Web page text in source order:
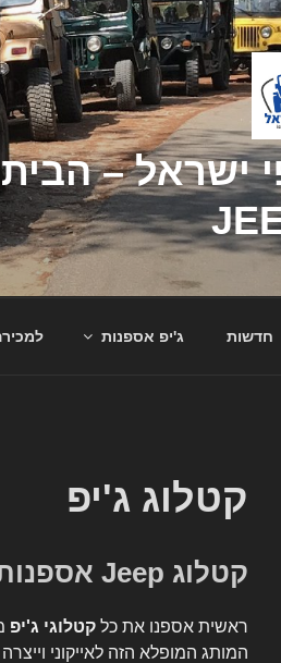
חדשות ג'יפ אספנות
קטלוג ג'יפ
קטלוג Jeep אספנות
ראשית אספנו את כל קטלוגי ג'יפ
המותג המופלא הזה לאייקוני